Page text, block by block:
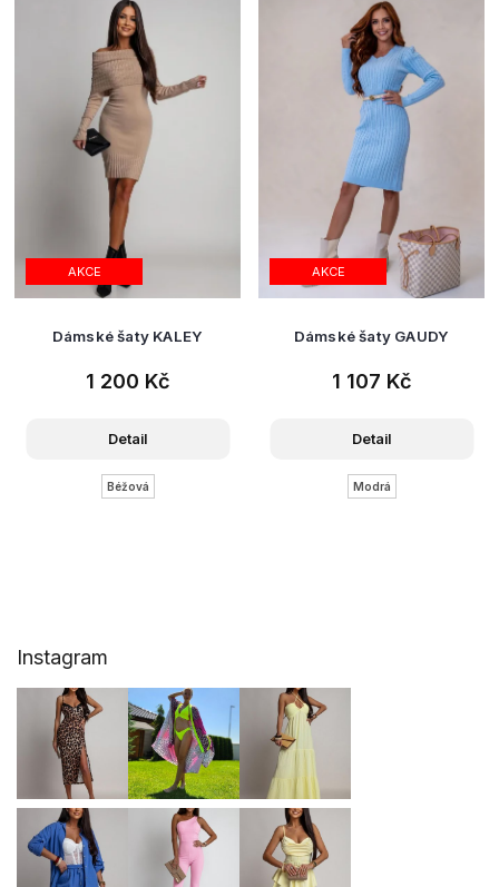
AKCE
Dámské šaty KALEY
1 200 Kč
Detail
Béžová
AKCE
Dámské šaty GAUDY
1 107 Kč
Detail
Modrá
Instagram